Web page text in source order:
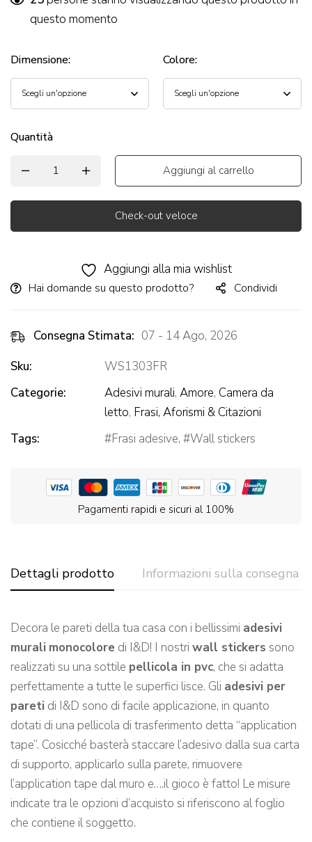
questo momento
Dimensione: Colore:
Quantità
Aggiungi al carrello
Check-out veloce
Aggiungi alla mia wishlist
Hai domande su questo prodotto? Condividi
Consegna Stimata: 07 - 14 Ago, 2026
Sku:
WS1303FR
Categorie:
Adesivi murali, Amore, Camera da
letto, Frasi, Aforismi & Citazioni
Tags:
Frasi adesive, Wall stickers
Pagamenti rapidi e sicuri al 100%
Dettagli prodotto Informazioni sulla consegna
Decora le pareti della tua casa con i bellissimi adesivi
murali monocolore di I&D! I nostri wall stickers sono
realizzati su una sottile pellicola in pvc, che si adatta
perfettamente a tutte le superfici lisce. Gli adesivi per
pareti di I&D sono di facile applicazione, in quanto
dotati di una pellicola di trasferimento detta “application
tape”. Cosicché basterà staccare l’adesivo dalla sua carta
di supporto, applicarlo sulla parete, rimuovere
l’application tape dal muro e….il gioco è fatto! Le misure
indicate tra le opzioni d’acquisto si riferiscono al foglio
che contiene il soggetto.